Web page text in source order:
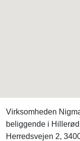
Virksomheden
beliggende i
Herredsvejen 2,